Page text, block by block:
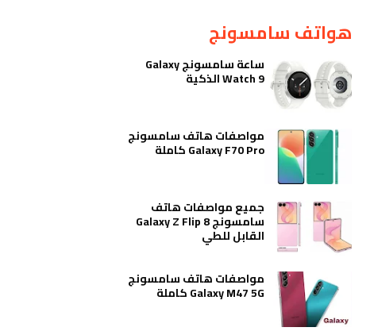
هواتف سامسونج
ساعة سامسونج Galaxy
Watch 9 الذكية
مواصفات هاتف سامسونج
Galaxy F70 Pro كاملة
جميع مواصفات هاتف
سامسونج Galaxy Z Flip 8
القابل للطي
مواصفات هاتف سامسونج
Galaxy M47 5G كاملة